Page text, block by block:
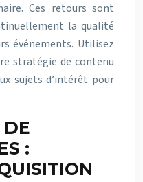
Ces retours sont
la qualité
événements. Utilisez
stratégie de contenu
sujets d’intérêt pour
DE
: